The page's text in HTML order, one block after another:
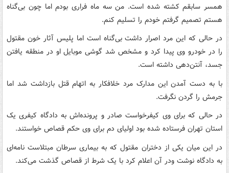
همسر سابقم کشته شده است. من سه ماه فراری بودم اما چون بی‌گناه
هستم تصمیم گرفتم خودم را تسلیم کنم.
در حالی که این مرد اصرار داشت بی‌گناه است اما پلیس آثار خون مقتول
را در خودرو وی پیدا کرد و مشخص شد گوشی موبایل او در منطقه یافتن
جسد، آنتن‌دهی داشته‌ است.
با به دست آمدن این مدارک مرد خلافکار به اتهام قتل بازداشت شد اما
جرمش را گردن نگرفت.
در حالی که برای وی کیفرخواست صادر و پرونده‌اش به دادگاه کیفری یک
استان تهران فرستاده شده بود اولیای دم برای وی حکم قصاص خواستند.
در این میان یکی از دختران مقتول که به بیماری سرطان مبتلاست نامه‌ای
به دادگاه نوشت ودر آن اعلام کرد با یک شرط از قصاص گذشت می‌کند.